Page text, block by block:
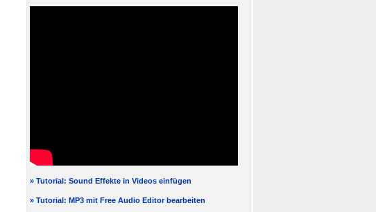
» Tutorial: Sound Effekte in Videos einfügen
» Tutorial: MP3 mit Free Audio Editor bearbeiten